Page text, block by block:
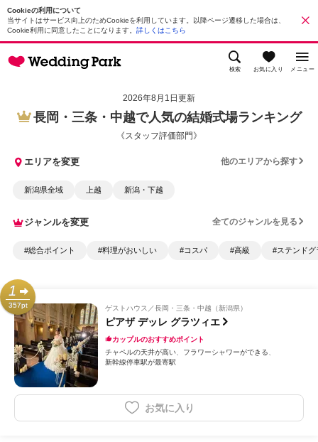
Cookieの利用について
当サイトはサービス向上のためCookieを利用しています。以降ページ遷移した場合は、
Cookie利用に同意したことになります。 詳しくはこちら
検索 お気に入り メニュー
2026年8月1日更新
長岡・三条・中越で人気の結婚式場ランキング
《スタッフ評価部門》
エリアを変更 他のエリアから探す
新潟県全域 上越 新潟・下越
ジャンルを変更 全てのジャンルを見る
#総合ポイント #料理がおいしい #コスパ #高級 #ステンドグ
1
357pt ゲストハウス 長岡・三条・中越（新潟県）
ピアザ デッレ グラツィエ
カップルのおすすめポイント
チャペルの天井が高い
フラワーシャワーができる
新幹線停車駅が最寄駅
お気に入り